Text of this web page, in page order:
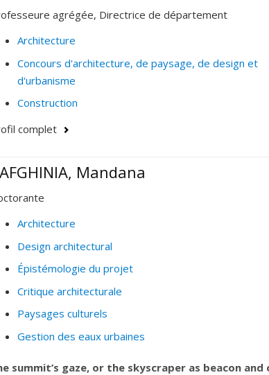
agrégée, Directrice de département
Architecture
Concours d'architecture, de paysage, de design et
d'urbanisme
Construction
complet
Mandana
Architecture
Design architectural
Épistémologie du projet
Critique architecturale
Paysages culturels
Gestion des eaux urbaines
summit’s gaze, or the skyscraper as beacon